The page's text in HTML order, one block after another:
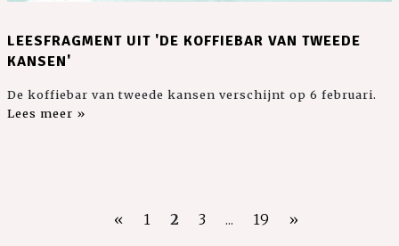
LEESFRAGMENT UIT 'DE KOFFIEBAR VAN TWEEDE
KANSEN'
De koffiebar van tweede kansen verschijnt op 6 februari.
Lees meer »
« 1 2 3 ... 19 »